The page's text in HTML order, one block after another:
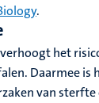
.
het
Daarmee is
van